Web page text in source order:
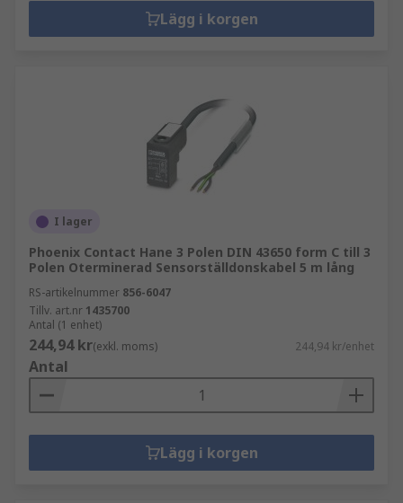
Lägg i korgen
I lager
Phoenix Contact Hane 3 Polen DIN 43650 form C till 3
Polen Oterminerad Sensorställdonskabel 5 m lång
RS-artikelnummer 856-6047
Tillv. art.nr 1435700
Antal (1 enhet)
244,94 kr(exkl. moms) 244,94 kr/enhet
Antal
Lägg i korgen